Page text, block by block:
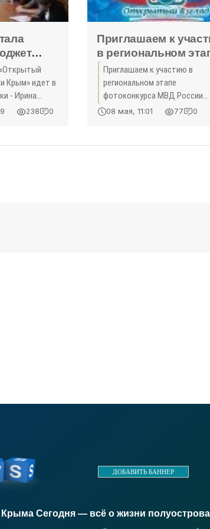
идет
сроки
-
Крым» идет в
- Ирина
Об этом
238 0
Приглашаем к
в региональном
фотоконкурса МВД
России «Открытый
взгляд» -
«Происшествия»
Приглашаем к участию в
региональном этапе
фотоконкурса МВД России
«Открытый взгляд» Цель
мнения о служебной
08 мая, 11:01 77 0
ДОБАВИТЬ БАННЕР
Крыма Сегодня — всё о жизни полуострова